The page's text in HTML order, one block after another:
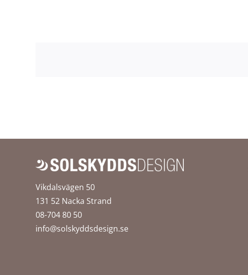
Vikdalsvägen 50
131 52 Nacka Strand
08-704 80 50
info@solskyddsdesign.se